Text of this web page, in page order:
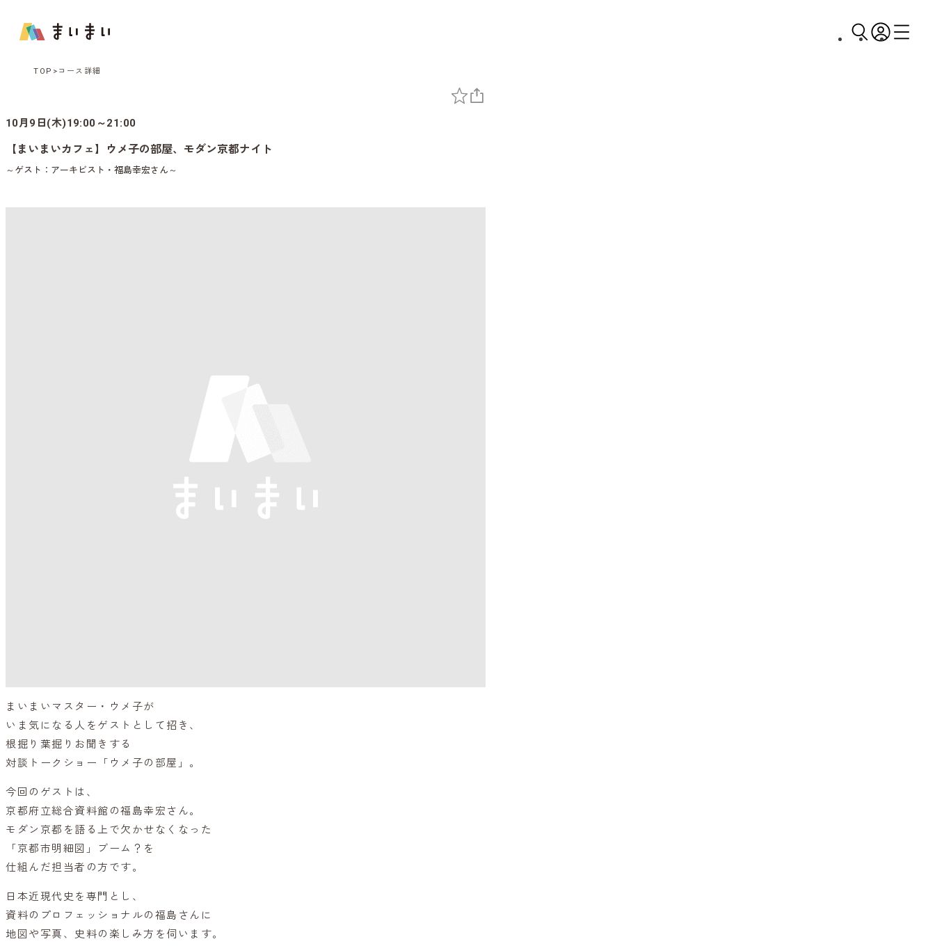
TOP コース詳細
10月9日(木)19:00～21:00
【まいまいカフェ】ウメ子の部屋、モダン京都ナイト
～ゲスト：アーキビスト・福島幸宏さん～
まいまいマスター・ウメ子が
いま気になる人をゲストとして招き、
根掘り葉掘りお聞きする
対談トークショー「ウメ子の部屋」。
今回のゲストは、
京都府立総合資料館の福島幸宏さん。
モダン京都を語る上で欠かせなくなった
「京都市明細図」ブーム？を
仕組んだ担当者の方です。
日本近現代史を専門とし、
資料のプロフェッショナルの福島さんに
地図や写真、史料の楽しみ方を伺います。